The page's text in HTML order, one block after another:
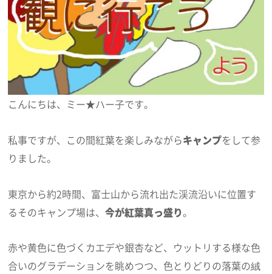
こんにちは、ミー★ハー子です。
私事ですが、この間紅葉を楽しみながらキャンプをして参
りました。
東京から約2時間、富士山から流れ出た渓流沿いに位置す
るそのキャンプ場は、今が紅葉真っ盛り。
赤や黄色に色づくカエデや銀杏など、ウットリする様な色
合いのグラデーションを眺めつつ、色とりどりの落葉の絨